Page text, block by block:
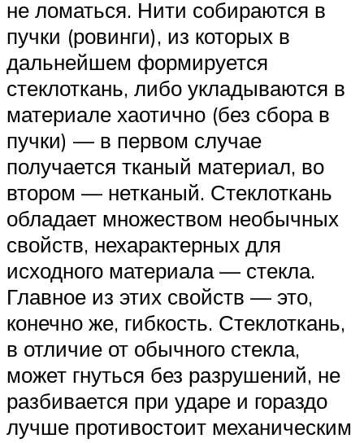
не ломаться. Нити собираются в
пучки (ровинги), из которых в
дальнейшем формируется
стеклоткань, либо укладываются в
материале хаотично (без сбора в
пучки) — в первом случае
получается тканый материал, во
втором — нетканый. Стеклоткань
обладает множеством необычных
свойств, нехарактерных для
исходного материала — стекла.
Главное из этих свойств — это,
конечно же, гибкость. Стеклоткань,
в отличие от обычного стекла,
может гнуться без разрушений, не
разбивается при ударе и гораздо
лучше противостоит механическим